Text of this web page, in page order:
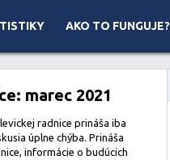
AKO TO FUNGUJE?
marec 2021
radnice prináša iba
úplne chýba. Prináša
informácie o budúcich